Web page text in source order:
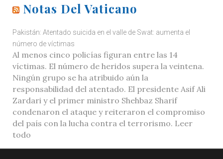
Notas Del Vaticano
Pakistán: Atentado suicida en el valle de Swat: aumenta el
número de víctimas
Al menos cinco policías figuran entre las 14
víctimas. El número de heridos supera la veintena.
Ningún grupo se ha atribuido aún la
responsabilidad del atentado. El presidente Asif Ali
Zardari y el primer ministro Shehbaz Sharif
condenaron el ataque y reiteraron el compromiso
del país con la lucha contra el terrorismo. Leer
todo